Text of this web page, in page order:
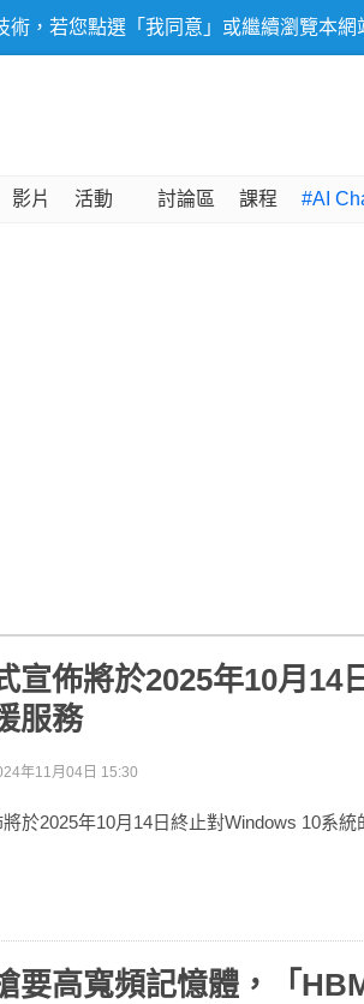
，若您點選「我同意」或繼續瀏覽本網
影片 活動 討論區 課程 #AI
宣佈將於2025年10月14
服務
年11月04日 15:30
於2025年10月14日終止對Windows 10系統
要高寬頻記憶體，「